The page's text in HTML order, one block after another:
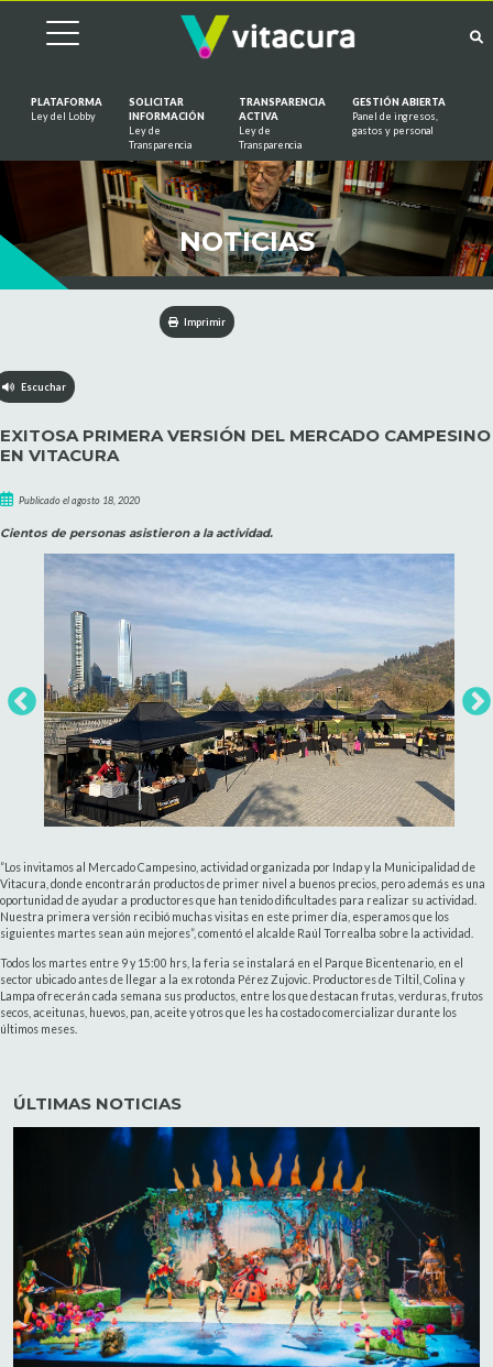
PLATAFORMA
Ley del Lobby
SOLICITAR
INFORMACIÓN
Ley de
Transparencia
TRANSPARENCIA
ACTIVA
Ley de
Transparencia
GESTIÓN ABIERTA
Panel de ingresos,
gastos y personal
NOTICIAS
Imprimir
Escuchar
EXITOSA PRIMERA VERSIÓN DEL MERCADO CAMPESINO
EN VITACURA
Publicado el agosto 18, 2020
Cientos de personas asistieron a la actividad.
”Los invitamos al Mercado Campesino, actividad organizada por Indap y la Municipalidad de
Vitacura, donde encontrarán productos de primer nivel a buenos precios, pero además es una
oportunidad de ayudar a productores que han tenido dificultades para realizar su actividad.
Nuestra primera versión recibió muchas visitas en este primer día, esperamos que los
siguientes martes sean aún mejores”, comentó el alcalde Raúl Torrealba sobre la actividad.
Todos los martes entre 9 y 15:00 hrs, la feria se instalará en el Parque Bicentenario, en el
sector ubicado antes de llegar a la ex rotonda Pérez Zujovic. Productores de Tiltil, Colina y
Lampa ofrecerán cada semana sus productos, entre los que destacan frutas, verduras, frutos
secos, aceitunas, huevos, pan, aceite y otros que les ha costado comercializar durante los
últimos meses.
ÚLTIMAS NOTICIAS